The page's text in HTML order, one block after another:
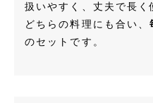
扱いやすく、丈夫で長
どちらの料理にも合い、
のセットです。